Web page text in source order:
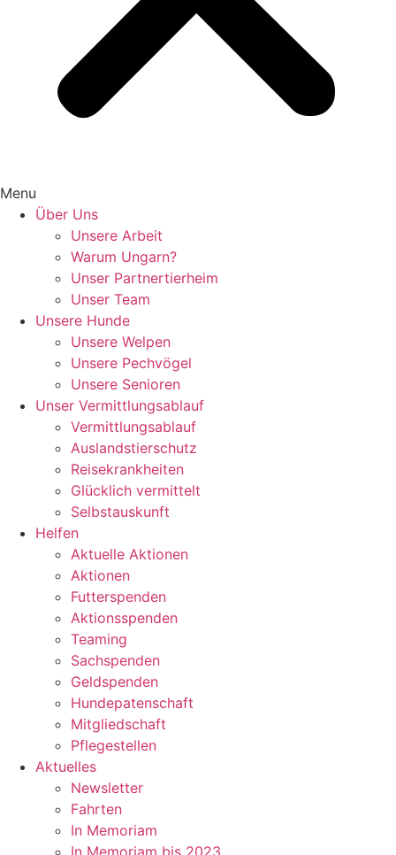
Menu
Über Uns
Unsere Arbeit
Warum Ungarn?
Unser Partnertierheim
Unser Team
Unsere Hunde
Unsere Welpen
Unsere Pechvögel
Unsere Senioren
Unser Vermittlungsablauf
Vermittlungsablauf
Auslandstierschutz
Reisekrankheiten
Glücklich vermittelt
Selbstauskunft
Helfen
Aktuelle Aktionen
Aktionen
Futterspenden
Aktionsspenden
Teaming
Sachspenden
Geldspenden
Hundepatenschaft
Mitgliedschaft
Pflegestellen
Aktuelles
Newsletter
Fahrten
In Memoriam